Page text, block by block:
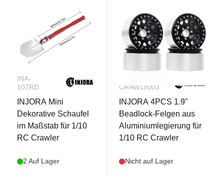
INA-
107RD
INJORA Mini
Dekorative Schaufel
im Maßstab für 1/10
RC Crawler
2 Auf Lager
CRAW18003
INJORA 4PCS 1.9"
Beadlock-Felgen aus
Aluminiumlegierung für
1/10 RC Crawler
Nicht auf Lager